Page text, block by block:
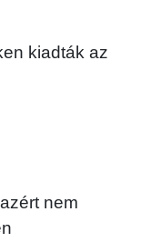
kiadták az
nem